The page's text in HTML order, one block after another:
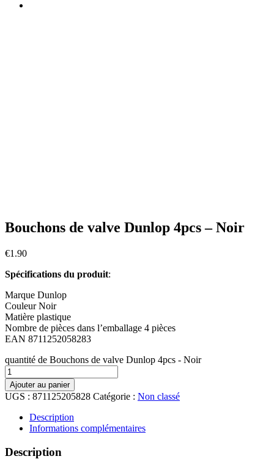
Bouchons de valve Dunlop 4pcs – Noir
€1.90
Spécifications du produit:
Marque Dunlop
Couleur Noir
Matière plastique
Nombre de pièces dans l’emballage 4 pièces
EAN 8711252058283
quantité de Bouchons de valve Dunlop 4pcs - Noir
Ajouter au panier
UGS : 871125205828 Catégorie : Non classé
Description
Informations complémentaires
Description